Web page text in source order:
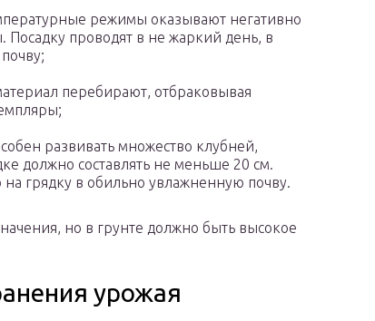
режимы оказывают негативно
Посадку проводят в не жаркий день, в
перебирают, отбраковывая
развивать множество клубней,
должно составлять не меньше 20 см.
грядку в обильно увлажненную почву.
но в грунте должно быть высокое
урожая